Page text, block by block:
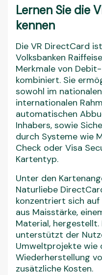
Lernen Sie die
kennen
Die VR DirectCard
Volksbanken
Merkmale von
kombiniert. Sie
sowohl im
internationalen
automatischen
Inhabers, sowie
durch Systeme wie
Check oder Visa
Kartentyp.
Unter den
Naturliebe
konzentriert sich
aus Maisstärke,
Material, hergestellt.
unterstützt der
Umweltprojekte wie
Wiederherstellung
zusätzliche Kosten.